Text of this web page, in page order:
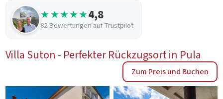
★★★★★4,8
82 Bewertungen auf Trustpilot
Villa Suton - Perfekter Rückzugsort in Pula
Zum Preis und Buchen